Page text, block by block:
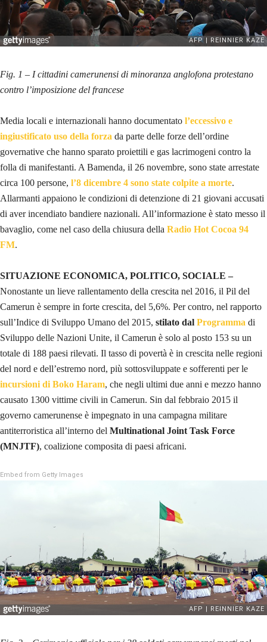
Fig. 1 – I cittadini camerunensi di minoranza anglofona protestano
contro l’imposizione del francese
Media locali e internazionali hanno documentato l’eccessivo e
ingiustificato uso della forza da parte delle forze dell’ordine
governative che hanno sparato proiettili e gas lacrimogeni contro la
folla di manifestanti. A Bamenda, il 26 novembre, sono state arrestate
circa 100 persone, l’8 dicembre 4 sono state colpite a morte.
Allarmanti appaiono le condizioni di detenzione di 21 giovani accusati
di aver incendiato bandiere nazionali. All’informazione è stato messo il
bavaglio, come nel caso della chiusura della Radio Hot Cocoa 94
FM.
SITUAZIONE ECONOMICA, POLITICO, SOCIALE –
Nonostante un lieve rallentamento della crescita nel 2016, il Pil del
Camerun è sempre in forte crescita, del 5,6%. Per contro, nel rapporto
sull’Indice di Sviluppo Umano del 2015, stilato dal Programma di
Sviluppo delle Nazioni Unite, il Camerun è solo al posto 153 su un
totale di 188 paesi rilevati. Il tasso di povertà è in crescita nelle regioni
del nord e dell’estremo nord, più sottosviluppate e sofferenti per le
incursioni di Boko Haram, che negli ultimi due anni e mezzo hanno
causato 1300 vittime civili in Camerun. Sin dal febbraio 2015 il
governo camerunense è impegnato in una campagna militare
antiterroristica all’interno del Multinational Joint Task Force
(MNJTF), coalizione composita di paesi africani.
Embed from Getty Images